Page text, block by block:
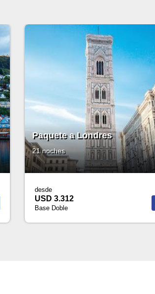
Paquete a Tokio
13 noches
Salida desde Buenos Aires
Oportunidad
USD 8.698